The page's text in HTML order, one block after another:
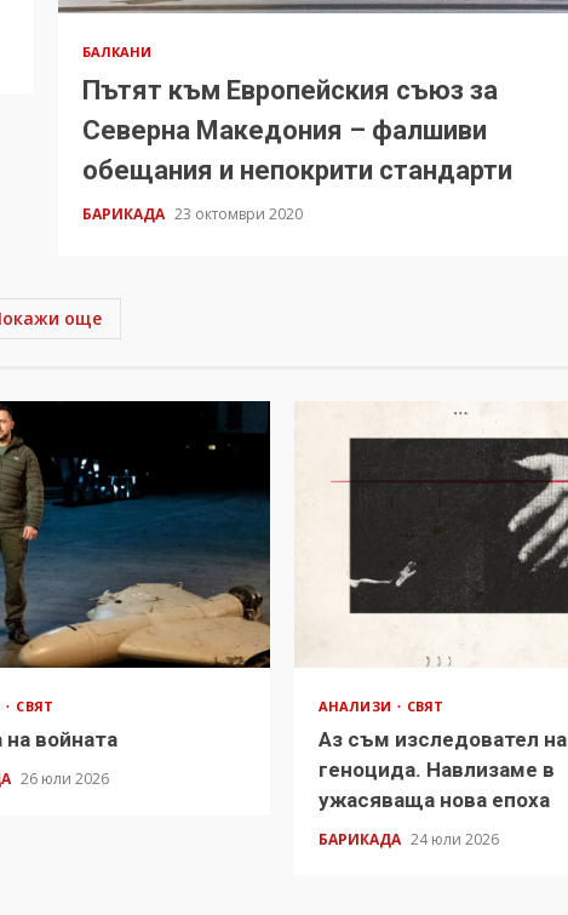
БАЛКАНИ
Пътят към Европейския съюз за
Северна Македония – фалшиви
обещания и непокрити стандарти
БАРИКАДА 23 октомври 2020
още
СВЯТ
на войната
26 юли 2026
АНАЛИЗИ СВЯТ
Аз съм изследовател на
геноцида. Навлизаме в
ужасяваща нова епоха
БАРИКАДА 24 юли 2026